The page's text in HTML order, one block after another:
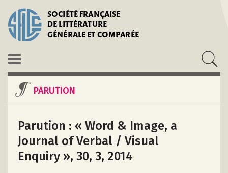
SOCIÉTÉ FRANÇAISE
DE LITTÉRATURE
GÉNÉRALE ET COMPARÉE
PARUTION
Parution : « Word & Image, a
Journal of Verbal / Visual
Enquiry », 30, 3, 2014